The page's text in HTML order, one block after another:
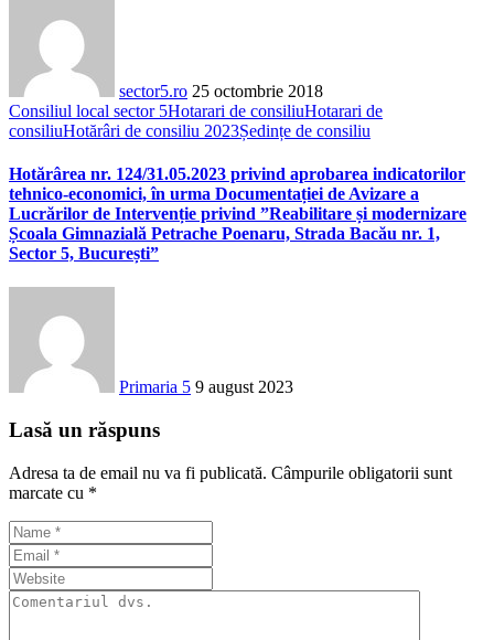
sector5.ro 25 octombrie 2018
Consiliul local sector 5Hotarari de consiliuHotarari de
consiliuHotărâri de consiliu 2023Ședințe de consiliu
Hotărârea nr. 124/31.05.2023 privind aprobarea indicatorilor
tehnico-economici, în urma Documentației de Avizare a
Lucrărilor de Intervenție privind ”Reabilitare și modernizare
Școala Gimnazială Petrache Poenaru, Strada Bacău nr. 1,
Sector 5, București”
Primaria 5 9 august 2023
Lasă un răspuns
Adresa ta de email nu va fi publicată. Câmpurile obligatorii sunt
marcate cu *